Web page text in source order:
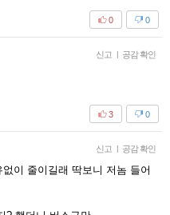
0
0
신고 | 공감 확인
0
3
신고 | 공감 확인
이 줄이길래 딱보니 저놈 들어